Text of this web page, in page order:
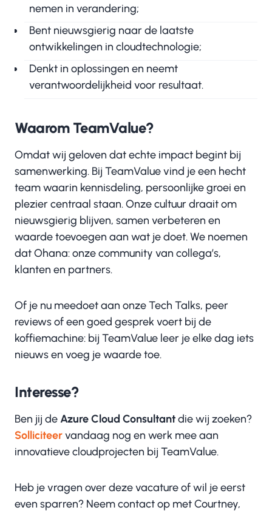
nemen in verandering;
Bent nieuwsgierig naar de laatste
ontwikkelingen in cloudtechnologie;
Denkt in oplossingen en neemt
verantwoordelijkheid voor resultaat.
Waarom TeamValue?
Omdat wij geloven dat echte impact begint bij
samenwerking. Bij TeamValue vind je een hecht
team waarin kennisdeling, persoonlijke groei en
plezier centraal staan. Onze cultuur draait om
nieuwsgierig blijven, samen verbeteren en
waarde toevoegen aan wat je doet. We noemen
dat Ohana: onze community van collega’s,
klanten en partners.
Of je nu meedoet aan onze Tech Talks, peer
reviews of een goed gesprek voert bij de
koffiemachine: bij TeamValue leer je elke dag iets
nieuws en voeg je waarde toe.
Interesse?
Ben jij deAzure Cloud Consultantdie wij zoeken?
Solliciteervandaag nog en werk mee aan
innovatieve cloudprojecten bij TeamValue.
Heb je vragen over deze vacature of wil je eerst
even sparren? Neem contact op met Courtney,